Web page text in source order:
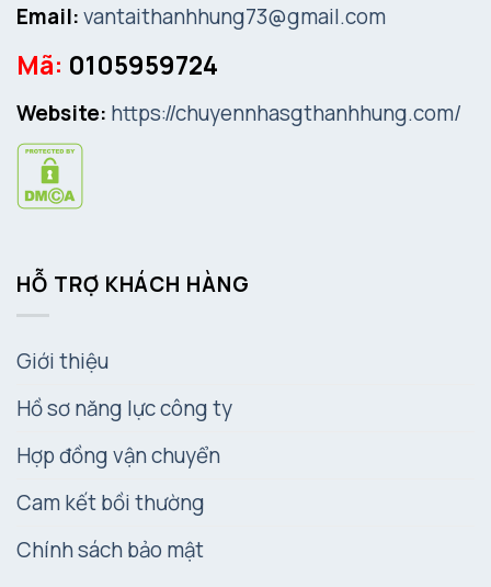
Email:vantaithanhhung73@gmail.com
Mã: 0105959724
Website: https://chuyennhasgthanhhung.com/
HỖ TRỢ KHÁCH HÀNG
Giới thiệu
Hồ sơ năng lực công ty
Hợp đồng vận chuyển
Cam kết bồi thường
Chính sách bảo mật